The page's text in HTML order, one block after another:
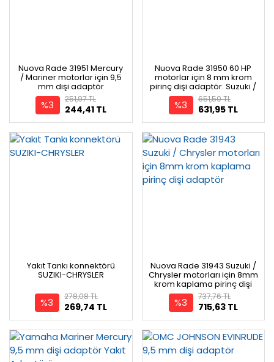
Nuova Rade 31951 Mercury
/ Mariner motorlar için 9,5
mm dişi adaptör
%3 244,41 TL
251,97 TL
Nuova Rade 31950 60 HP
motorlar için 8 mm krom
pirinç dişi adaptör. Suzuki /
Chrysler
%3 631,95 TL
651,50 TL
Yakıt Tankı konnektörü
SUZIKI-CHRYSLER
%3 269,74 TL
278,08 TL
Nuova Rade 31943 Suzuki /
Chrysler motorları için 8mm
krom kaplama pirinç dişi
adaptör
%3 715,63 TL
737,76 TL